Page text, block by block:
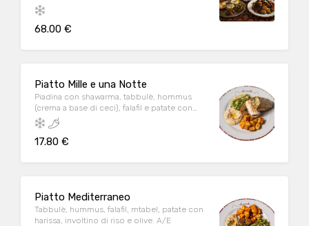
selezione di dolci arabi. A/C/E/H
68.00 €
Piatto Mille e una Notte
Piadina con shawarma, tabbulè, hommus
(crema a base di ceci), falafil e patate con
harissa. A/C/E/H
17.80 €
Piatto Mediterraneo
Tabbulè, hummus, falafil, mtabel, patate con
harissa, involtino di riso e olive. A/E